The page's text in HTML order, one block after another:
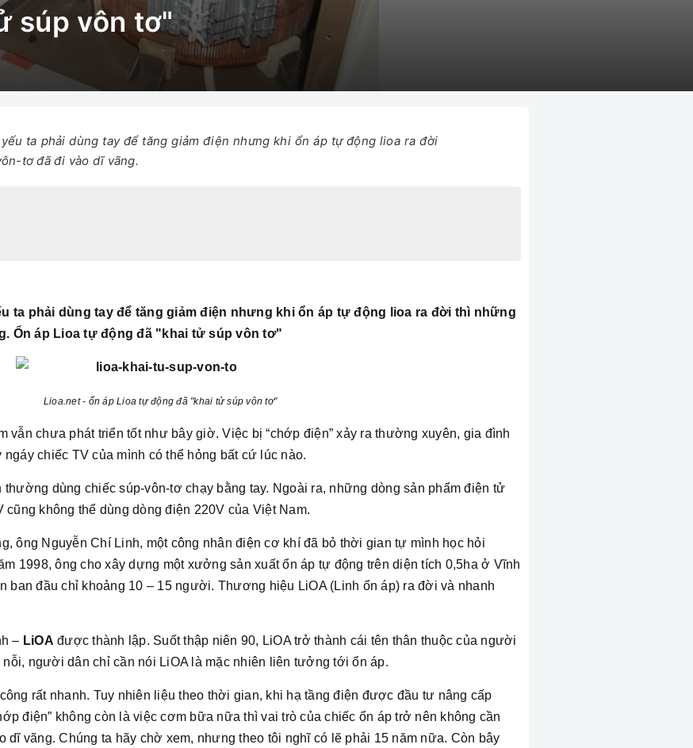
súp vôn tơ"
ta phải dùng tay để tăng giảm điện nhưng khi ổn áp tự động lioa ra đời
tơ đã đi vào dĩ vãng.
ta phải dùng tay để tăng giảm điện nhưng khi ổn áp tự động lioa ra đời thì những
Ổn áp Lioa tự động đã "khai tử súp vôn tơ"
Lioa.net - ổn áp Lioa tự động đã "khai tử súp vôn tơ"
vẫn chưa phát triển tốt như bây giờ. Việc bị “chớp điện” xảy ra thường xuyên, gia đình
chiếc TV của mình có thể hỏng bất cứ lúc nào.
dùng chiếc súp-vôn-tơ chạy bằng tay. Ngoài ra, những dòng sản phẩm điện tử
không thể dùng dòng điện 220V của Việt Nam.
ông Nguyễn Chí Linh, một công nhân điện cơ khí đã bỏ thời gian tự mình học hỏi
1998, ông cho xây dựng một xưởng sản xuất ổn áp tự động trên diện tích 0,5ha ở Vĩnh
ban đầu chỉ khoảng 10 – 15 người. Thương hiệu LiOA (Linh ổn áp) ra đời và nhanh
– LiOA được thành lập. Suốt thập niên 90, LiOA trở thành cái tên thân thuộc của người
người dân chỉ cần nói LiOA là mặc nhiên liên tưởng tới ổn áp.
rất nhanh. Tuy nhiên liệu theo thời gian, khi hạ tầng điện được đầu tư nâng cấp
điện” không còn là việc cơm bữa nữa thì vai trò của chiếc ổn áp trở nên không cần
dĩ vãng. Chúng ta hãy chờ xem, nhưng theo tôi nghĩ có lẽ phải 15 năm nữa. Còn bây